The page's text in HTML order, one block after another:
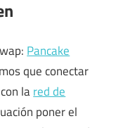
Pancake
que conectar
con lared de
poner el